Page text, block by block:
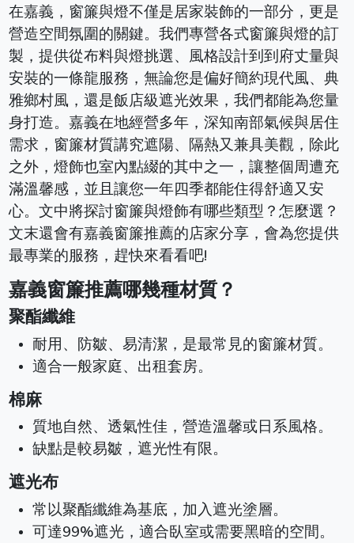
在嘉義，窗簾與燈不僅是居家裝飾的一部分，更是
營造空間氛圍的關鍵。我們專營各式窗簾與燈的訂
製，提供從布料與燈挑選、風格設計到到府丈量與
安裝的一條龍服務，無論您是偏好簡約現代風、典
雅鄉村風，還是飯店級遮光效果，我們都能為您量
身打造。嘉義在地經營多年，深知南部氣候與居住
需求，窗簾材質講究遮陽、隔熱又兼具美觀，除此
之外，燈飾也室內點綴的其中之一，讓整個周遭充
滿溫馨感，並且讓您一年四季都能住得舒適又安
心。文中將探討窗簾與燈飾有哪些類型？怎麼選？
文末還會有嘉義窗簾推薦的店家分享，會為您提供
最專業的服務，趕快來看看吧!
嘉義窗簾推薦哪幾種材質？
聚酯纖維
耐用、防皺、易清潔，是最常見的窗簾材質。
適合一般家庭、出租套房。
棉麻
質地自然、透氣性佳，營造溫馨或日系風格。
缺點是較易皺，遮光性有限。
遮光布
常以聚酯纖維為基底，加入遮光塗層。
可達99%遮光，適合臥室或需要黑暗的空間。